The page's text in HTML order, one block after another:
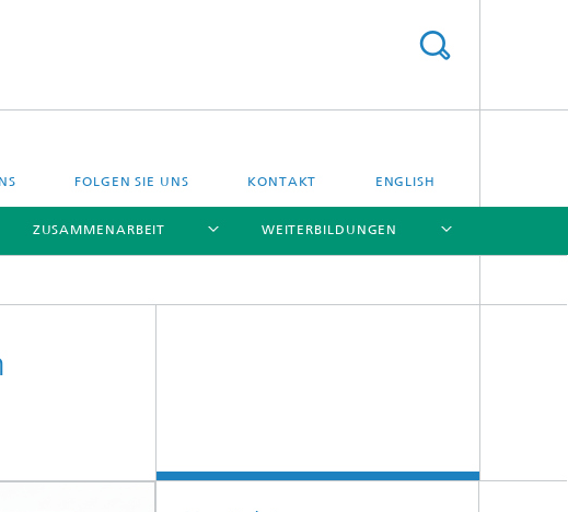
FOLGEN SIE UNS KONTAKT ENGLISH
ZUSAMMENARBEIT WEITERBILDUNGEN